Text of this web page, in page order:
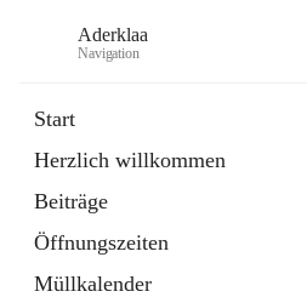
Aderklaa
Navigation
Start
Herzlich willkommen
Beiträge
Öffnungszeiten
Müllkalender
6 Schnellzugriffe
Gemeinde
3 Schnellzugriffe